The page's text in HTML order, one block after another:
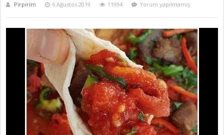
Pirpirim 6 Ağustos 2019 11994 Yorum yapılmamış